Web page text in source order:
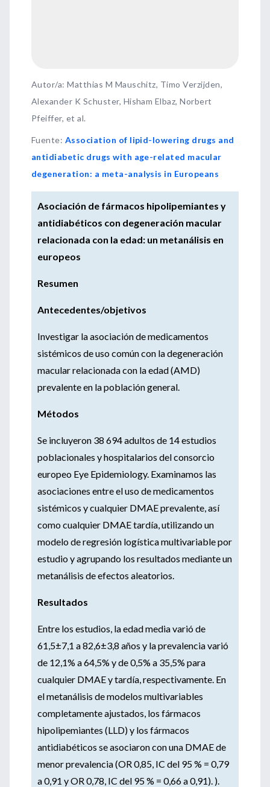
Autor/a: Matthias M Mauschitz, Timo Verzijden,
Alexander K Schuster, Hisham Elbaz, Norbert
Pfeiffer, et al.
Fuente: Association of lipid-lowering drugs and
antidiabetic drugs with age-related macular
degeneration: a meta-analysis in Europeans
Asociación de fármacos hipolipemiantes y
antidiabéticos con degeneración macular
relacionada con la edad: un metanálisis en
europeos
Resumen
Antecedentes/objetivos
Investigar la asociación de medicamentos
sistémicos de uso común con la degeneración
macular relacionada con la edad (AMD)
prevalente en la población general.
Métodos
Se incluyeron 38 694 adultos de 14 estudios
poblacionales y hospitalarios del consorcio
europeo Eye Epidemiology. Examinamos las
asociaciones entre el uso de medicamentos
sistémicos y cualquier DMAE prevalente, así
como cualquier DMAE tardía, utilizando un
modelo de regresión logística multivariable por
estudio y agrupando los resultados mediante un
metanálisis de efectos aleatorios.
Resultados
Entre los estudios, la edad media varió de
61,5±7,1 a 82,6±3,8 años y la prevalencia varió
de 12,1% a 64,5% y de 0,5% a 35,5% para
cualquier DMAE y tardía, respectivamente. En
el metanálisis de modelos multivariables
completamente ajustados, los fármacos
hipolipemiantes (LLD) y los fármacos
antidiabéticos se asociaron con una DMAE de
menor prevalencia (OR 0,85, IC del 95 % = 0,79
a 0,91 y OR 0,78, IC del 95 % = 0,66 a 0,91). ).